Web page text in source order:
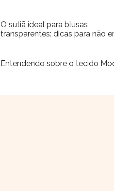
O sutiã ideal para blusas
transparentes: dicas para não
Entendendo sobre o tecido